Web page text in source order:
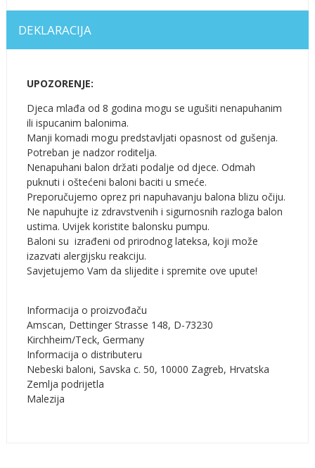
DEKLARACIJA
UPOZORENJE:
Djeca mlađa od 8 godina mogu se ugušiti nenapuhanim
ili ispucanim balonima.
Manji komadi mogu predstavljati opasnost od gušenja.
Potreban je nadzor roditelja.
Nenapuhani balon držati podalje od djece. Odmah
puknuti i oštećeni baloni baciti u smeće.
Preporučujemo oprez pri napuhavanju balona blizu očiju.
Ne napuhujte iz zdravstvenih i sigurnosnih razloga balon
ustima. Uvijek koristite balonsku pumpu.
Baloni su izrađeni od prirodnog lateksa, koji može
izazvati alergijsku reakciju.
Savjetujemo Vam da slijedite i spremite ove upute!
Informacija o proizvođaču
Amscan, Dettinger Strasse 148, D-73230
Kirchheim/Teck, Germany
Informacija o distributeru
Nebeski baloni, Savska c. 50, 10000 Zagreb, Hrvatska
Zemlja podrijetla
Malezija